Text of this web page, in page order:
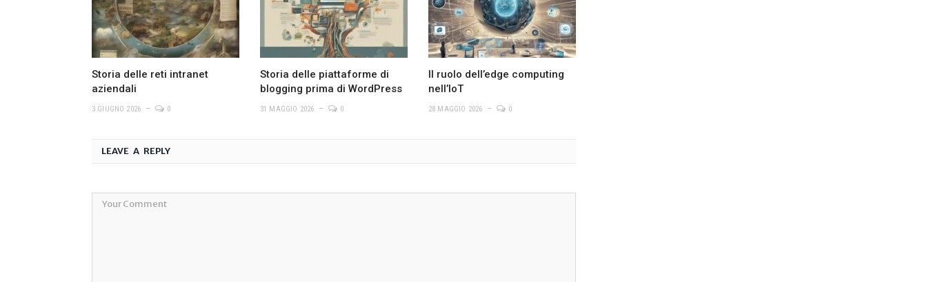
Storia delle reti intranet
aziendali
3 GIUGNO 2026 0
Storia delle piattaforme di
blogging prima di WordPress
31 MAGGIO 2026 0
Il ruolo dell’edge computing
nell’IoT
28 MAGGIO 2026 0
LEAVE A REPLY